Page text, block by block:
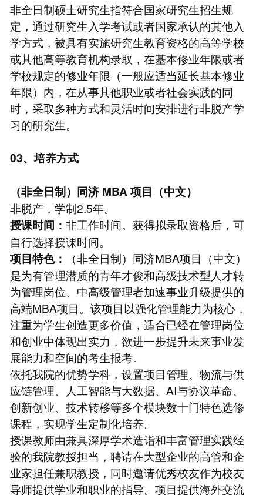
非全日制硕士研究生指符合国家研究生招生规
定，通过研究生入学考试或者国家承认的其他入
学方式，被具有实施研究生教育资格的高等学校
或其他高等教育机构录取，在基本修业年限或者
学校规定的修业年限（一般应适当延长基本修业
年限）内，在从事其他职业或者社会实践的同
时，采取多种方式和灵活时间安排进行非脱产学
习的研究生。
03、培养方式
（非全日制）同济 MBA项目（中文）
非脱产，学制2.5年。
授课时间： 非工作时间。获得拟录取资格后，可
自行选择授课时间。
项目特色：
（非全日制）同济MBA项目（中文）
是为有管理潜质的青年才俊和高级技术型人才转
为管理岗位、中高级管理者加速事业升级提供的
高端MBA项目。该项目以强化管理能力为核心，
注重为学生创造更多价值，适合已经在管理岗位
和创业中体现出实力，欲进一步提升未来事业发
展能力和空间的考生报考。
依托我院的优势学科，设置项目管理、物流与供
应链管理、人工智能与大数据、AI与协议革命、
创新创业、技术转移等多个模块数十门特色选修
课程，实现学生定制化培养。
授课教师由兼具深厚学术造诣和丰富管理实践经
验的我院教授担当，聘请在大型企业的高管和企
业家担任兼职教授，同时邀请优秀校友作为校友
导师提供学业和职业的指导。项目提供海外交流